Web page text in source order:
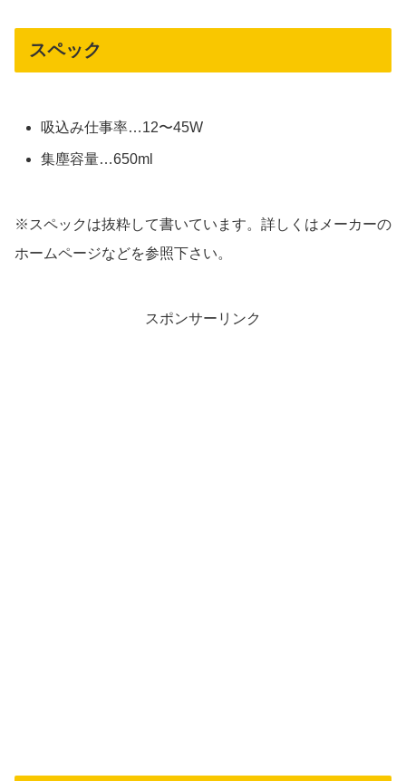
スペック
吸込み仕事率…12〜45W
集塵容量…650ml
※スペックは抜粋して書いています。詳しくはメーカーの
ホームページなどを参照下さい。
スポンサーリンク